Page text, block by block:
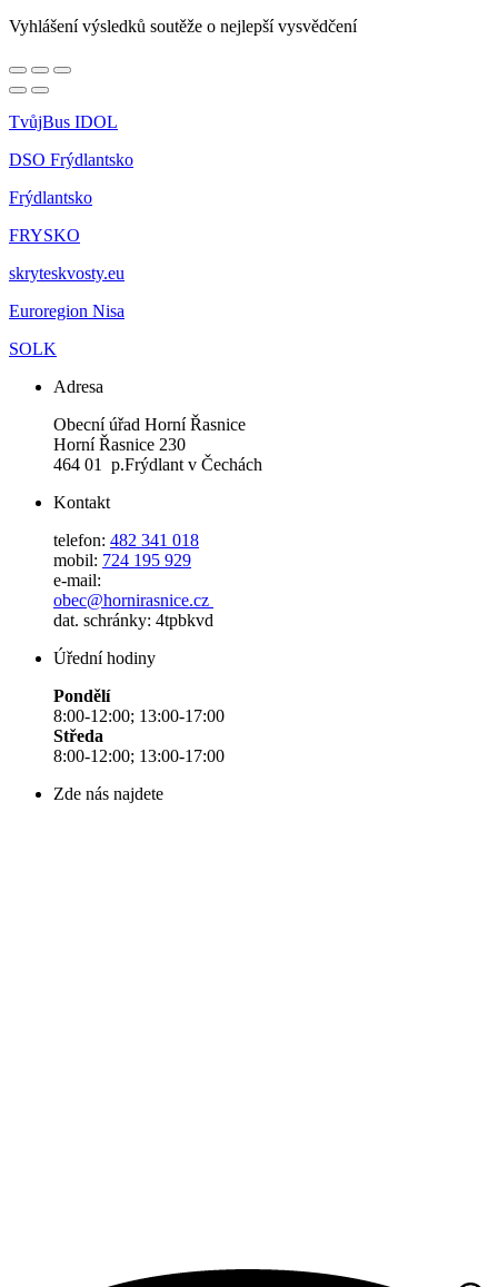
Vyhlášení výsledků soutěže o nejlepší vysvědčení
TvůjBus IDOL
DSO Frýdlantsko
Frýdlantsko
FRYSKO
skryteskvosty.eu
Euroregion Nisa
SOLK
Adresa
Obecní úřad Horní Řasnice
Horní Řasnice 230
464 01 p.Frýdlant v Čechách
Kontakt
telefon: 482 341 018
mobil: 724 195 929
e-mail:
obec@hornirasnice.cz
dat. schránky: 4tpbkvd
Úřední hodiny
Pondělí
8:00-12:00; 13:00-17:00
Středa
8:00-12:00; 13:00-17:00
Zde nás najdete